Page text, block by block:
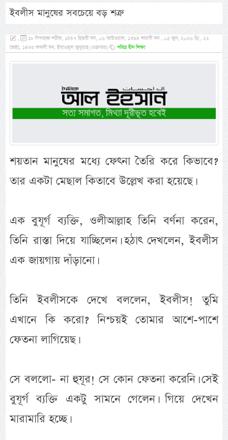
ইবলীস মানুষের সবচেয়ে বড় শত্রু
,
১৮ যিলহজ্জ শরীফ, ১৪৪৭ হিজরী সন, ০৬ আউওয়াল, ১৩৯৪ শামসী সন , ০৫ জুন, ২০২৬ খ্রি:, ২২
জৈষ্ঠ্য, ১৪৩৩ ফসলী সন, ইয়াওমুল জুমুয়াহ (শুক্রবার)
পবিত্র দ্বীন শিক্ষা
শয়তান মানুষের মধ্যে ফেৎনা তৈরি করে কিভাবে?
তার একটা মেছাল কিতাবে উল্লেখ করা হয়েছে।
এক বুযূর্গ ব্যক্তি, ওলীআল্লাহ তিনি বর্ণনা করেন,
তিনি রাস্তা দিয়ে যাচ্ছিলেন। হঠাৎ দেখলেন, ইবলীস
এক জায়গায় দাঁড়ানো।
তিনি ইবলীসকে দেখে বললেন, ইবলীস! তুমি
এখানে কি করো? নিশ্চয়ই তোমার আশে-পাশে
ফেতনা লাগিয়েছ।
সে বললো- না হুযূর! সে কোন ফেতনা করেনি। সেই
বুযূর্গ ব্যক্তি একটু সামনে গেলেন। গিয়ে দেখেন
মারামারি হচ্ছে।